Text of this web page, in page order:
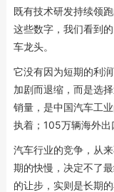
既有技术研发持续领
这些数字，我们看到
车龙头。
它没有因为短期的利
加剧而退缩，而是选
销量，是中国汽车工
执着；105万辆海外出
汽车行业的竞争，从
期的快慢，决定不了
的让步，实则是长期